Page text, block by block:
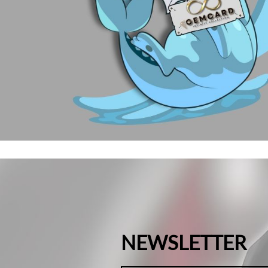
NEWSLETTER